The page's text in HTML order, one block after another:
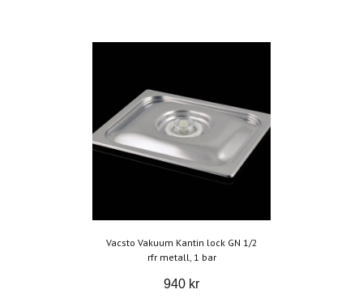
Vacsto Vakuum Kantin lock GN 1/2
rfr metall, 1 bar
940 kr